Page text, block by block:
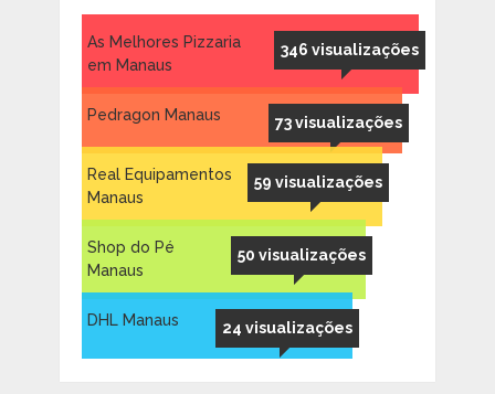
346 visualizações
As Melhores Pizzaria
em Manaus
73 visualizações
Pedragon Manaus
59 visualizações
Real Equipamentos
Manaus
50 visualizações
Shop do Pé
Manaus
24 visualizações
DHL Manaus